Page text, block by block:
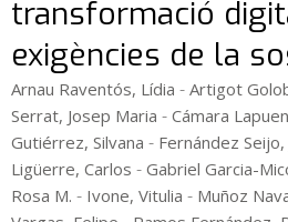
transformació
exigències de la
Arnau Raventós, Lídia - Artigot
Serrat, Josep Maria - Cámara
Gutiérrez, Silvana - Fernández
Ligüerre, Carlos - Gabriel Garcia-
Rosa M. - Ivone, Vitulia - Muñoz